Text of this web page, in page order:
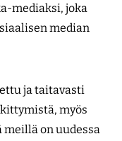
mediaksi, joka
median
ja taitavasti
myös
on uudessa